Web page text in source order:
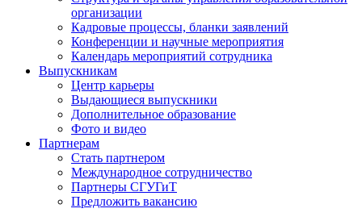
организации
Кадровые процессы, бланки заявлений
Конференции и научные мероприятия
Календарь мероприятий сотрудника
Выпускникам
Центр карьеры
Выдающиеся выпускники
Дополнительное образование
Фото и видео
Партнерам
Стать партнером
Международное сотрудничество
Партнеры СГУГиТ
Предложить вакансию